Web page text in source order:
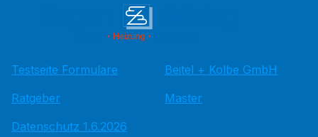
Testseite Formulare
Ratgeber
Datenschutz 1.6.2026
Beitel + Kolbe GmbH
Master